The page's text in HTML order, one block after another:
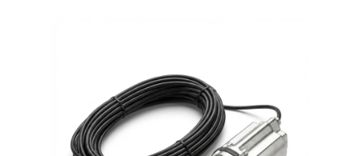
Ventily a armatúry
Meranie a regulácia